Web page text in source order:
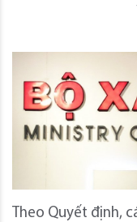
Theo Quyết định,